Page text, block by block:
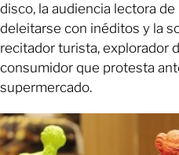
disco, la audiencia lectora
deleitarse con inéditos y la
recitador turista, explorador
consumidor que protesta
supermercado.